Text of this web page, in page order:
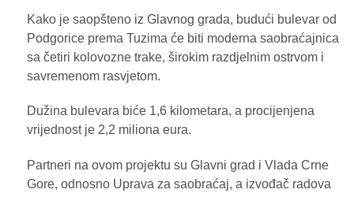
Kako je saopšteno iz Glavnog grada, budući bulevar od
Podgorice prema Tuzima će biti moderna saobraćajnica
sa četiri kolovozne trake, širokim razdjelnim ostrvom i
savremenom rasvjetom.
Dužina bulevara biće 1,6 kilometara, a procijenjena
vrijednost je 2,2 miliona eura.
Partneri na ovom projektu su Glavni grad i Vlada Crne
Gore, odnosno Uprava za saobraćaj, a izvođač radova